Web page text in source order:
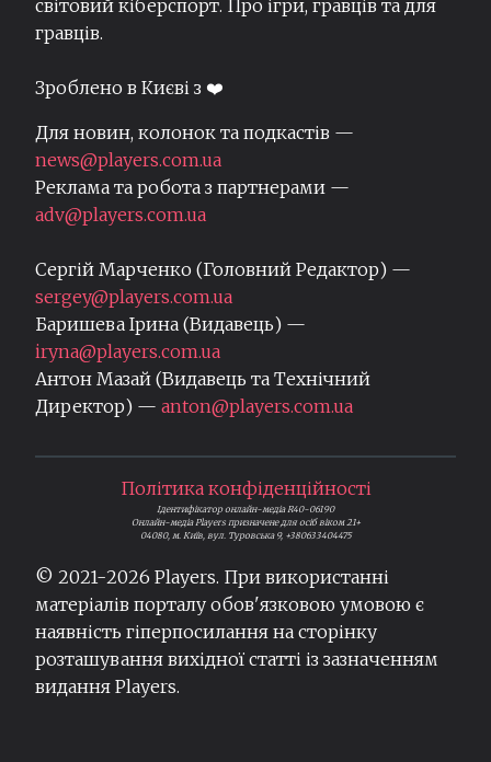
світовий кіберспорт. Про ігри, гравців та для
гравців.
Зроблено в Києві з ❤️
Для новин, колонок та подкастів —
news@players.com.ua
Реклама та робота з партнерами —
adv@players.com.ua
Сергій Марченко (Головний Редактор) —
sergey@players.com.ua
Баришева Ірина (Видавець) —
iryna@players.com.ua
Антон Мазай (Видавець та Технічний
Директор) — anton@players.com.ua
Політика конфіденційності
Ідентифікатор онлайн-медіа R40-06190
Онлайн-медіа Players призначене для осіб віком 21+
04080, м. Київ, вул. Туровська 9, +380633404475
© 2021-2026 Players. При використанні
матеріалів порталу обов'язковою умовою є
наявність гіперпосилання на сторінку
розташування вихідної статті із зазначенням
видання Players.